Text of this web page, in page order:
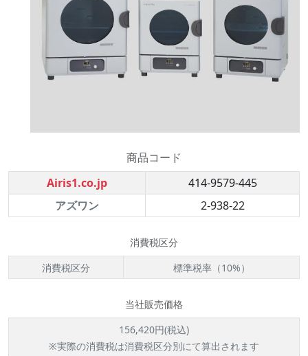
商品コード
Airis1.co.jp
414-9579-445
アズワン
2-938-22
消費税区分
消費税区分
標準税率（10%）
当社販売価格
156,420円(税込)
※実際の消費税は消費税区分別にて算出されます